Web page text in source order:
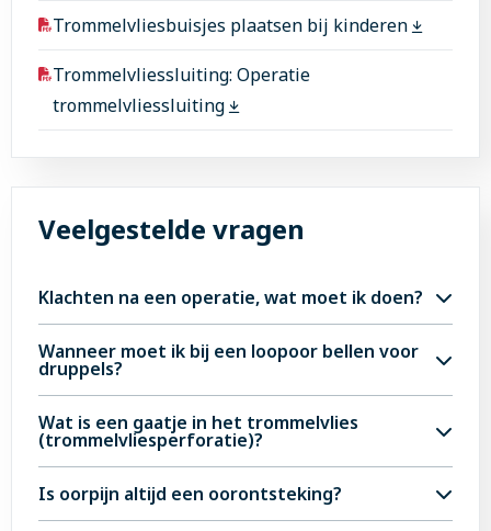
Trommelvliesbuisjes plaatsen bij kinderen
Trommelvliessluiting: Operatie
trommelvliessluiting
Veelgestelde vragen
Klachten na een operatie, wat moet ik doen?
Na een KNO-operatie kunnen er verschillende
klachten optreden, zoals pijn, zwelling,
bloedingen of tijdelijke gehoorproblemen. Dit is
normaal en trekt meestal vanzelf over.
Let wel op deze signalen:
Hevige pijn of toenemende zwelling? Neem
Wanneer moet ik bij een loopoor bellen voor
druppels?
Je belt met de polikliniek als je voor je
oorklachten onder controle bent bij de KNO-arts
en een van de volgende klachten hebt :
Je hebt trommelvliesbuisjes en een loopoor
Wat is een gaatje in het trommelvlies
(trommelvliesperforatie)?
Een trommelvliesperforatie is een gat of
scheurtje in het trommelvlies, meestal door een
Is oorpijn altijd een oorontsteking?